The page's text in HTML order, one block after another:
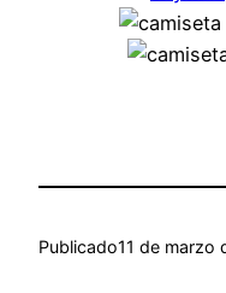
Publicado11 de marzo